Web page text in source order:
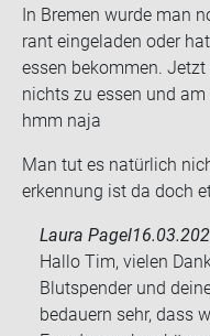
In Bre­men wurde man
rant ein­ge­la­den oder
essen be­kom­men.
nichts zu essen und
hmm naja
Man tut es na­tür­lich
er­ken­nung ist da doch
Laura Pagel
Hallo Tim, vielen
Blutspender und
bedauern sehr, dass